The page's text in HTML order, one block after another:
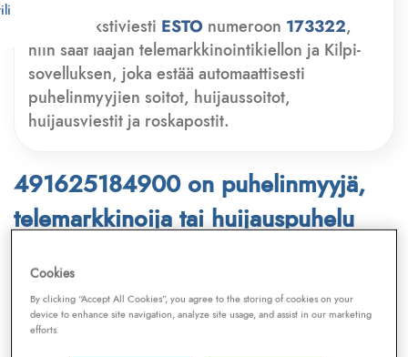
Lähetä tekstiviesti ESTO numeroon 173322,
niin saat laajan telemarkkinointikiellon ja Kilpi-
sovelluksen, joka estää automaattisesti
puhelinmyyjien soitot, huijaussoitot,
huijausviestit ja roskapostit.
491625184900 on puhelinmyyjä,
telemarkkinoija tai huijauspuhelu
Puhelinnumero
Telemarkkinointiliiton jaKilpi-sovelluksen
tietokannasta, joka kattaa satoja tuhansia
Cookies
By clicking “Accept All Cookies”, you agree to the storing of cookies on your
device to enhance site navigation, analyze site usage, and assist in our marketing
efforts.